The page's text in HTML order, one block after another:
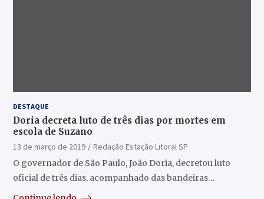
DESTAQUE
Doria decreta luto de três dias por mortes em
escola de Suzano
13 de março de 2019
Redação Estação Litoral SP
O governador de São Paulo, João Doria, decretou luto
oficial de três dias, acompanhado das bandeiras…